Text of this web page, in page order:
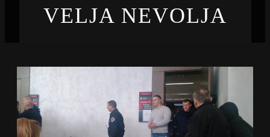
VELJA NEVOLJA